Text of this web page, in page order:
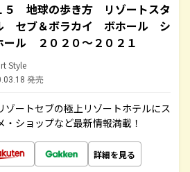
５ 地球の歩き方 リゾートスタ
セブ＆ボラカイ ボホール シ
ール ２０２０～２０２１
Style
発売
ゾートセブの極上リゾートホテルにス
ショップなど最新情報満載！
詳細を見る